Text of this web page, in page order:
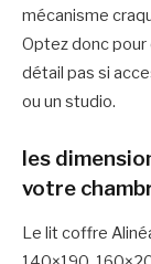
mécanisme
Optez donc pour
détail pas si
ou un studio.
les
votre
Le lit coffre